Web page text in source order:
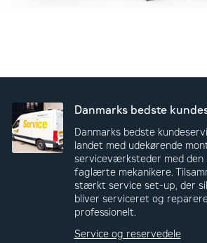
Danmarks bedste
Danmarks bedste
landet med udekørende
serviceværksteder med den
faglærte mekanikere.
stærkt service set-up, der
bliver serviceret og
professionelt.
Service og reservedele